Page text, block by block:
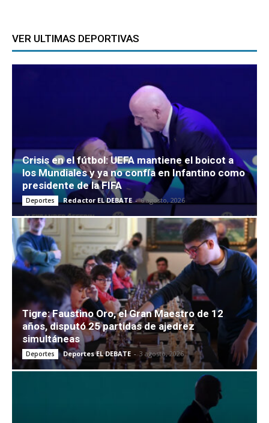
VER ULTIMAS DEPORTIVAS
Crisis en el fútbol: UEFA mantiene el boicot a
los Mundiales y ya no confía en Infantino como
presidente de la FIFA
Deportes Redactor EL DEBATE - 6 agosto, 2026
Tigre: Faustino Oro, el Gran Maestro de 12
años, disputó 25 partidas de ajedrez
simultáneas
Deportes Deportes EL DEBATE - 3 agosto, 2026